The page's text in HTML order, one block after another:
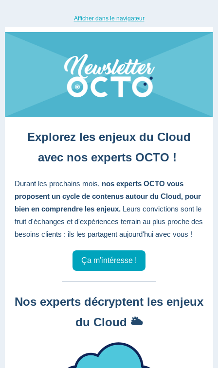
Afficher dans le navigateur
Explorez les enjeux du Cloud
avec nos experts OCTO !
Durant les prochains mois, nos experts OCTO vous
proposent un cycle de contenus autour du Cloud, pour
bien en comprendre les enjeux. Leurs convictions sont le
fruit d'échanges et d'expériences terrain au plus proche des
besoins clients : ils les partagent aujourd'hui avec vous !
Ça m'intéresse !
Nos experts décryptent les enjeux
du Cloud 🌥️